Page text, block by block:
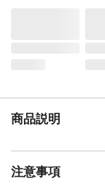
メーカー名
ブランド名
関連キーワード
商品説明
注意事項